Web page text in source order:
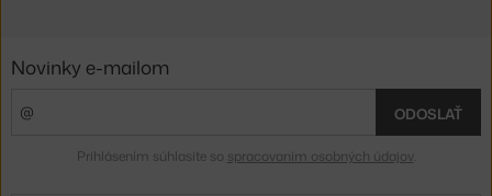
Novinky e-mailom
ODOSLAŤ
Prihlásením súhlasíte so spracovaním osobných údajov.